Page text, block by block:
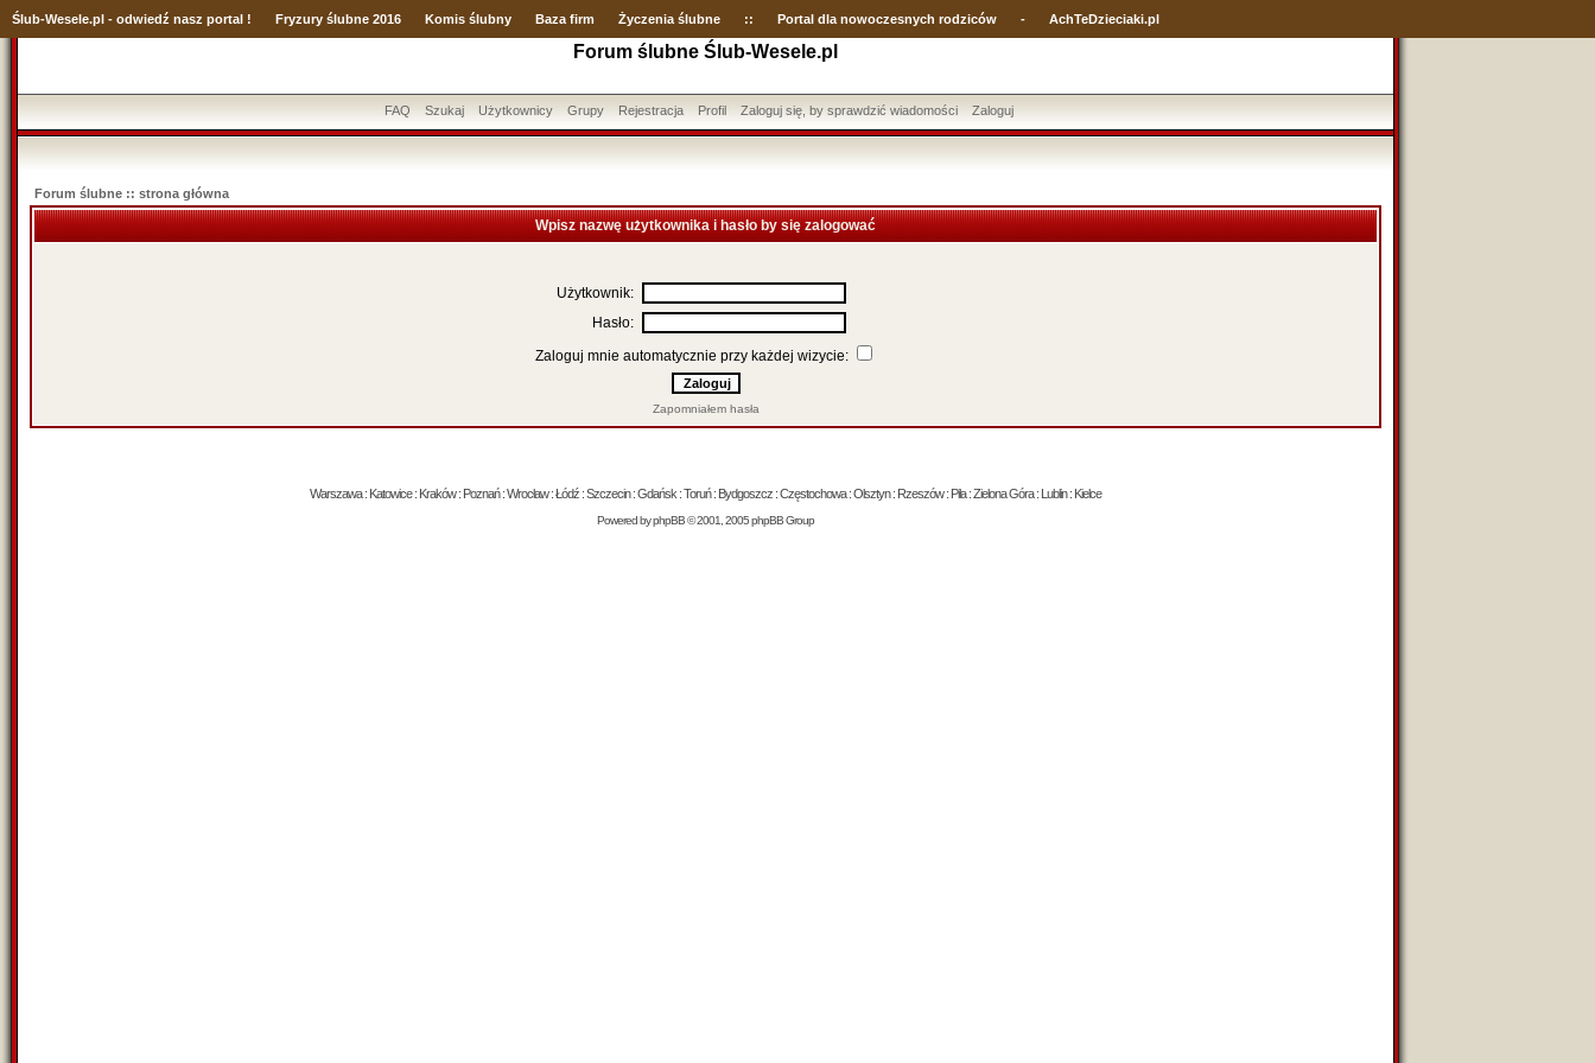
Ślub-Wesele.pl - odwiedź nasz portal ! Fryzury ślubne 2016 Komis ślubny Baza firm Życzenia ślubne :: Portal dla nowoczesnych rodziców - AchTeDzieciaki.pl
Forum ślubne Ślub-Wesele.pl
FAQ Szukaj Użytkownicy Grupy Rejestracja Profil Zaloguj się, by sprawdzić wiadomości Zaloguj
Forum ślubne :: strona główna
Wpisz nazwę użytkownika i hasło by się zalogować
Użytkownik:
Hasło:
Zaloguj mnie automatycznie przy każdej wizycie:
Zapomniałem hasła
Warszawa : Katowice : Kraków : Poznań : Wrocław : Łódź : Szczecin : Gdańsk : Toruń : Bydgoszcz : Częstochowa : Olsztyn : Rzeszów : Piła : Zielona Góra : Lublin : Kielce
Powered byphpBB© 2001, 2005 phpBB Group